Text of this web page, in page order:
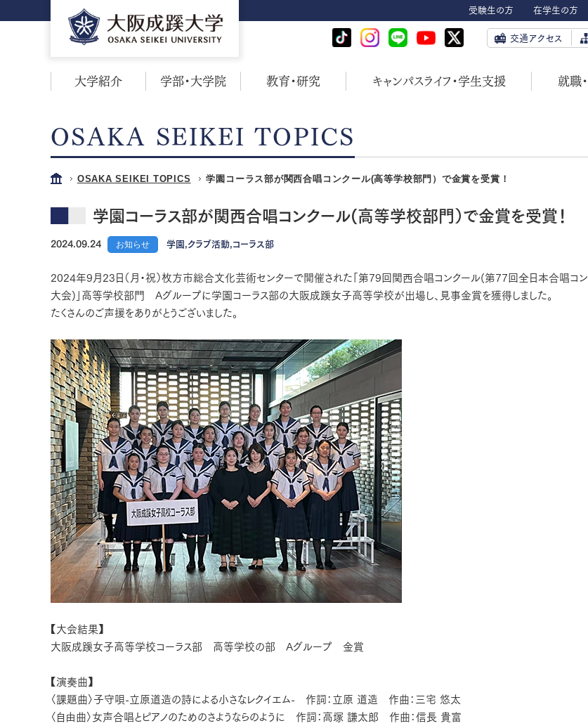
受験生の方 在学生の方
大学紹介 学部・大学院 教育・研究 キャンパスライフ・学生支援 就職
交通アクセス
OSAKA SEIKEI TOPICS
OSAKA SEIKEI TOPICS 学園コーラス部が関西合唱コンクール(高等学校部門）で金賞を受賞！
学園コーラス部が関西合唱コンクール(高等学校部門）で金賞を受賞！
2024.09.24 お知らせ 学園,クラブ活動,コーラス部
2024年9月23日（月・祝）枚方市総合文化芸術センターで開催された「第79回関西合唱コンクール(第77回全日本合唱コ
大会)」高等学校部門 Aグループに学園コーラス部の大阪成蹊女子高等学校が出場し、見事金賞を獲得しました。
たくさんのご声援をありがとうございました。
【大会結果】
大阪成蹊女子高等学校コーラス部 高等学校の部 Aグループ 金賞
【演奏曲】
〈課題曲〉子守唄-立原道造の詩による小さなレクイエム- 作詞：立原 道造 作曲：三宅 悠太
〈自由曲〉女声合唱とピアノのためのさようならのように 作詞：高塚 謙太郎 作曲：信長 貴富